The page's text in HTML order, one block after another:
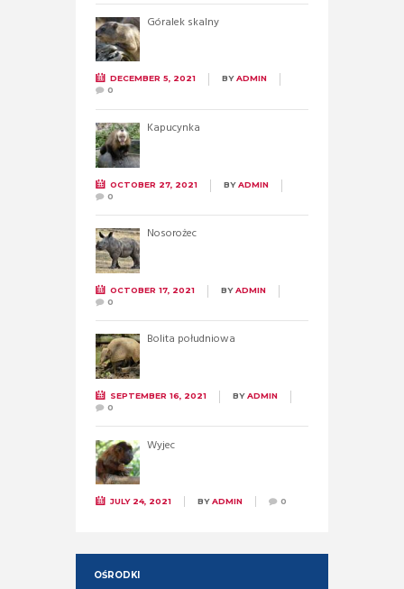
Góralek skalny
DECEMBER 5, 2021 BYADMIN
0
Kapucynka
OCTOBER 27, 2021 BYADMIN
0
Nosorożec
OCTOBER 17, 2021 BYADMIN
0
Bolita południowa
SEPTEMBER 16, 2021 BYADMIN
0
Wyjec
JULY 24, 2021 BYADMIN 0
OŚRODKI